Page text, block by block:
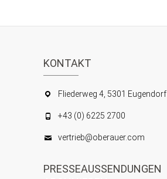
KONTAKT
Fliederweg 4, 5301 Eugendorf
+43 (0) 6225 2700
vertrieb@oberauer.com
PRESSEAUSSENDUNGEN